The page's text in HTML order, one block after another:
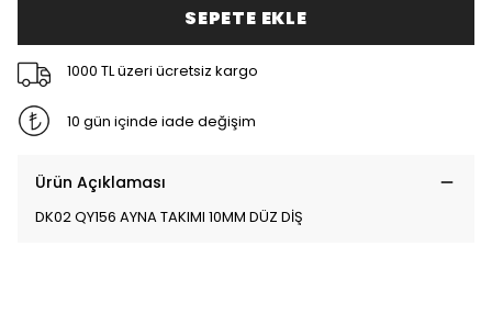
SEPETE EKLE
1000 TL üzeri ücretsiz kargo
10 gün içinde iade değişim
Ürün Açıklaması
DK02 QY156 AYNA TAKIMI 10MM DÜZ DİŞ